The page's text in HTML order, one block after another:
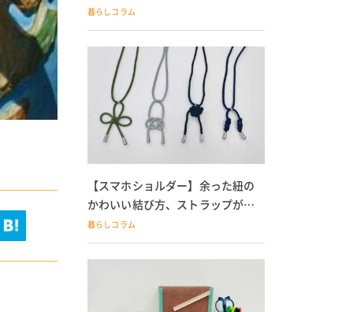
の飾り方も
暮らしコラム
【スマホショルダー】余った紐の
かわいい結び方、ストラップが落
ちる人必見
暮らしコラム